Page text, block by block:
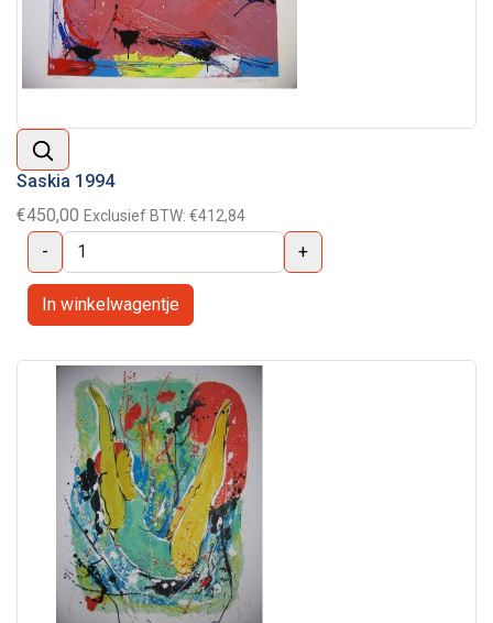
Saskia 1994
€450,00 Exclusief BTW: €412,84
- +